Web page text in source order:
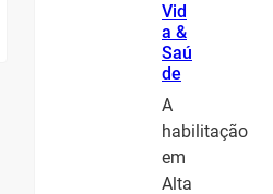
Vid
a &
Saú
de
A
habilitação
em
Alta